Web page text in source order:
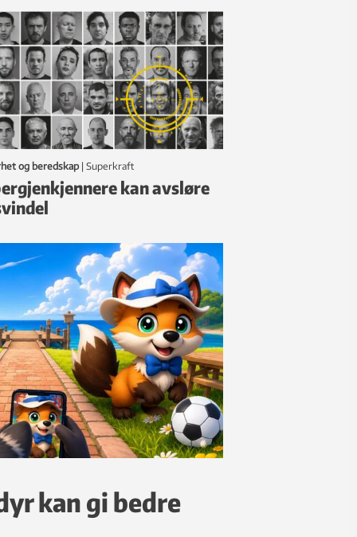
og beredskap | Superkraft
kan avsløre
kan gi bedre